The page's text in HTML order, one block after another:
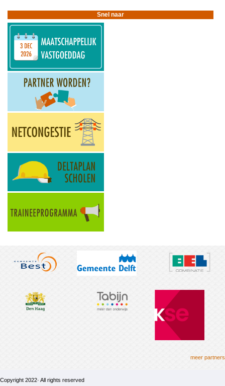
Snel naar
meer partners
Copyright 2022· All rights reserved